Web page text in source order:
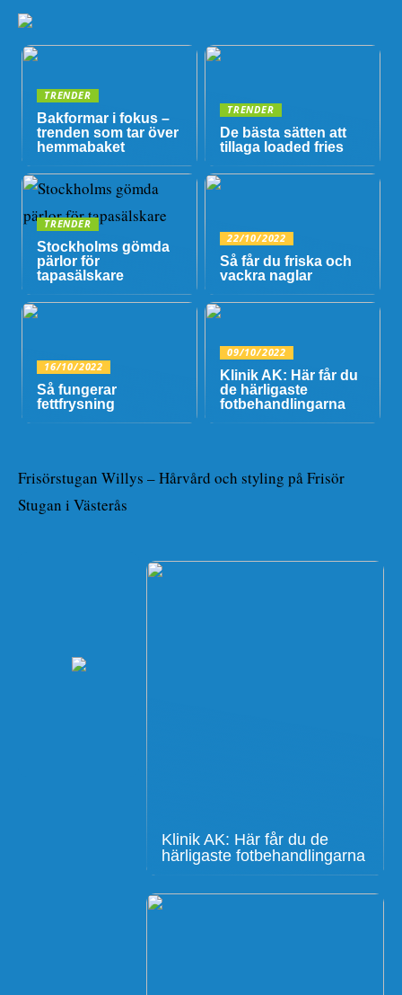
TRENDER
Bakformar i fokus –
trenden som tar över
hemmabaket
TRENDER
De bästa sätten att
tillaga loaded fries
TRENDER
Stockholms gömda
pärlor för
tapasälskare
22/10/2022
Så får du friska och
vackra naglar
16/10/2022
Så fungerar
fettfrysning
09/10/2022
Klinik AK: Här får du
de härligaste
fotbehandlingarna
Frisörstugan Willys – Hårvård och styling på Frisör
Stugan i Västerås
Klinik AK: Här får du de
härligaste fotbehandlingarna